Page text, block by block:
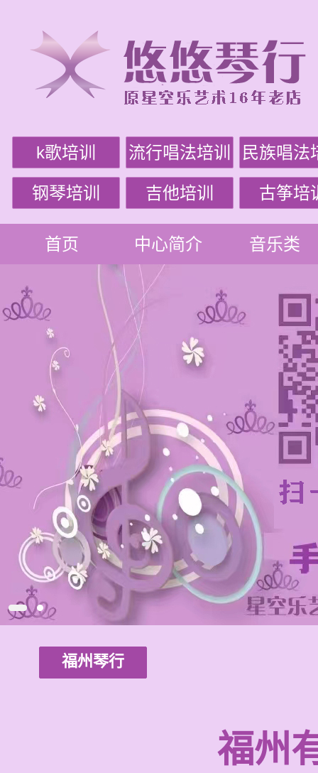
k歌培训 流行唱法培训 民族唱法
钢琴培训 吉他培训 古筝培
首页 中心简介 音乐类
福州琴行
福州